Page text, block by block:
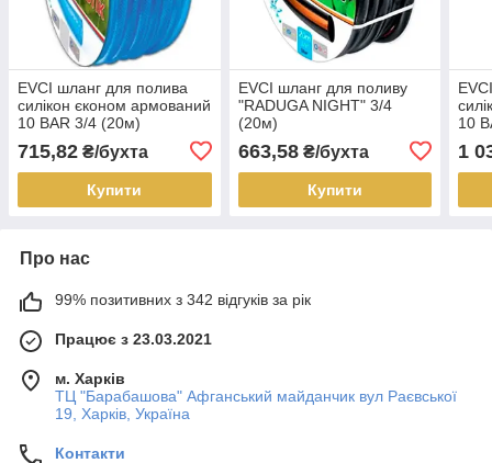
EVCI шланг для полива
силікон єконом армований
10 BAR 3/4 (20м)
715,82 ₴/бухта
Купити
EVCI шланг для поливу
"RADUGA NIGHT" 3/4
(20м)
663,58₴/бухта
Купити
10
1
Про нас
99% позитивних з 342 відгуків за рік
Працює з 23.03.2021
м. Харків
ТЦ "Барабашова" Афганський майданчик вул Раєвської
19, Харків, Україна
Контакти